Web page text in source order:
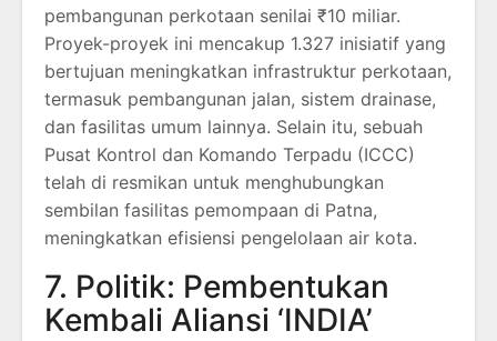
pembangunan perkotaan senilai ₹10 miliar.
Proyek-proyek ini mencakup 1.327 inisiatif yang
bertujuan meningkatkan infrastruktur perkotaan,
termasuk pembangunan jalan, sistem drainase,
dan fasilitas umum lainnya. Selain itu, sebuah
Pusat Kontrol dan Komando Terpadu (ICCC)
telah di resmikan untuk menghubungkan
sembilan fasilitas pemompaan di Patna,
meningkatkan efisiensi pengelolaan air kota.
7. Politik: Pembentukan
Kembali Aliansi ‘INDIA’